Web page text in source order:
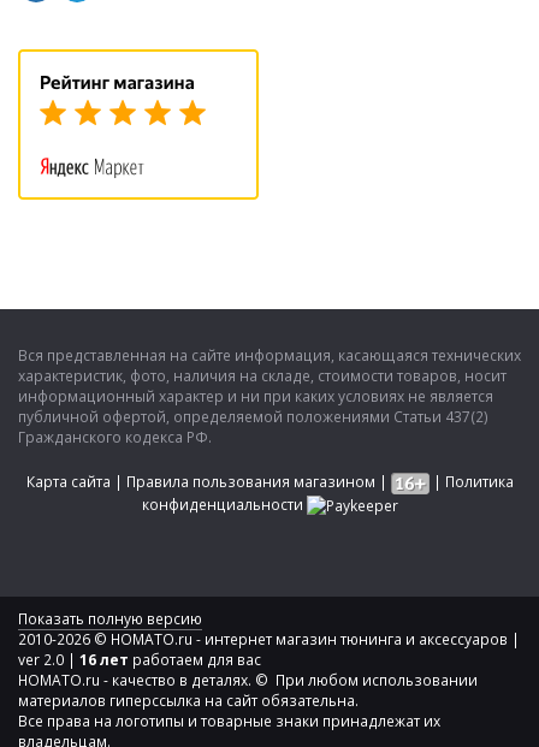
Вся представленная на сайте информация, касающаяся технических
характеристик, фото, наличия на складе, стоимости товаров, носит
информационный характер и ни при каких условиях не является
публичной офертой, определяемой положениями Статьи 437(2)
Гражданского кодекса РФ.
Карта сайта | Правила пользования магазином | | Политика
конфиденциальности
Показать полную версию
2010-2026 © HOMATO.ru - интернет магазин тюнинга и аксессуаров |
ver 2.0 | 16 лет работаем для вас
HOMATO.ru - качество в деталях. © При любом использовании
материалов гиперссылка на сайт обязательна.
Все права на логотипы и товарные знаки принадлежат их
владельцам.